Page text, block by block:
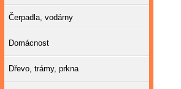
Čerpadla, vodárny
Domácnost
Dřevo, trámy, prkna